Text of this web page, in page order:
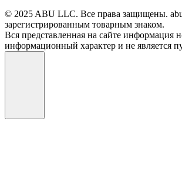
© 2025 ABU LLC. Все права защищены.
зарегистрированным товарным знаком.
Вся представленная на сайте информация
информационный характер и не является